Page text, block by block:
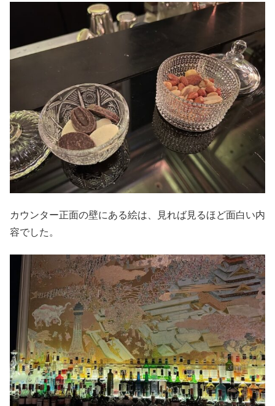
カウンター正面の壁にある絵は、見れば見るほど面白い内
容でした。